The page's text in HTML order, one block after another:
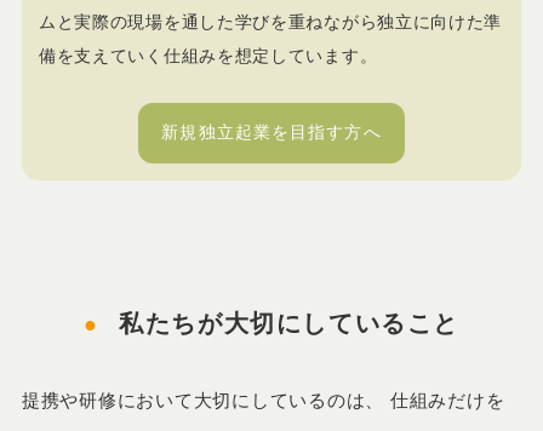
ムと実際の現場を通した学びを重ねながら独立に向けた準
備を支えていく仕組みを想定しています。
新規独立起業を目指す方へ
私たちが大切にしていること
提携や研修において大切にしているのは、 仕組みだけを